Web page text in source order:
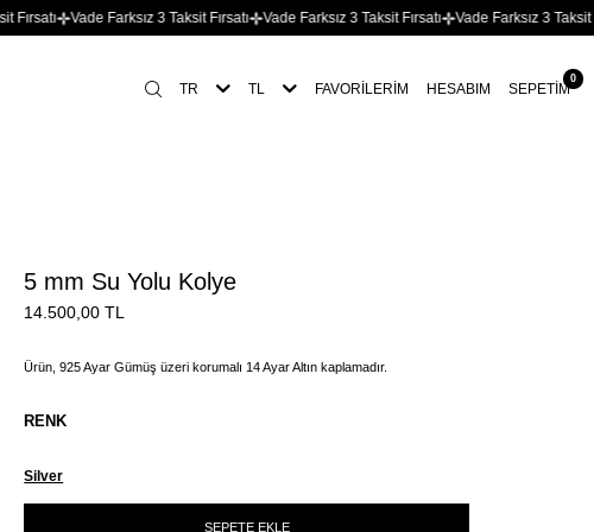
Vade Farksız 3 Taksit Fırsatı Vade Farksız 3 Taksit Fırsatı Vade Farksız 3 Taksit Fırsatı
TR TL FAVORILERIM HESABIM SEPETIM
0
5 mm Su Yolu Kolye
14.500,00 TL
Ürün, 925 Ayar Gümüş üzeri korumalı 14 Ayar Altın kaplamadır.
RENK
Silver
SEPETE EKLE